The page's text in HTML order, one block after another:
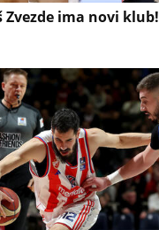
Zvezde ima novi klub!